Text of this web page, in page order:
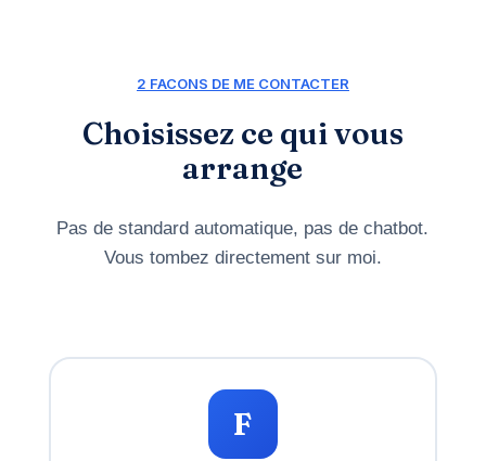
2 FACONS DE ME CONTACTER
Choisissez ce qui vous
arrange
Pas de standard automatique, pas de chatbot.
Vous tombez directement sur moi.
F